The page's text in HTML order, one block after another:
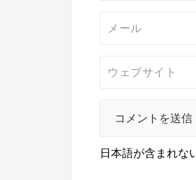
日本語が含まれな